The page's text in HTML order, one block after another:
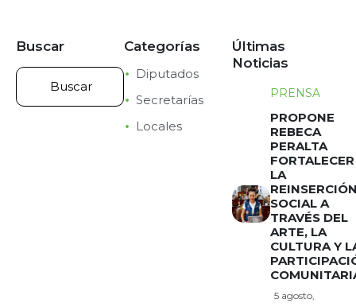
Buscar Categorías
Diputados
Secretarías
Locales
Últimas
Noticias
PRENSA
PROPONE
REBECA
PERALTA
FORTALECER
LA
SOCIAL A
TRAVÉS DEL
ARTE, LA
CULTURA Y
5 agosto,